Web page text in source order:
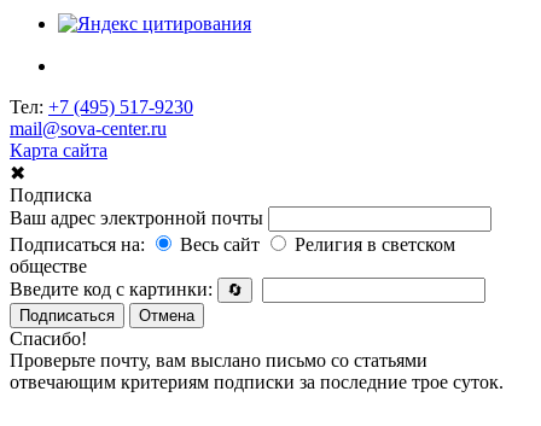
Тел: +7 (495) 517-9230
mail@sova-center.ru
Карта сайта
✖
Подписка
Ваш адрес электронной почты
Подписаться на:
Весь сайт
Религия в светском
обществе
Введите код с картинки:
🔄
Подписаться
Отмена
Спасибо!
Проверьте почту, вам выслано письмо со статьями
отвечающим критериям подписки за последние трое суток.